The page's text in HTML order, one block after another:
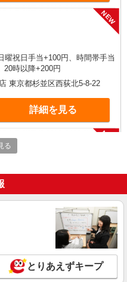
NEW
20時以降+200円
東京都杉並区西荻北5-8-22
詳細を見る
NEW
東京都杉並区西荻北5-8-22
詳細を見る
NEW
る
とりあえずキープ